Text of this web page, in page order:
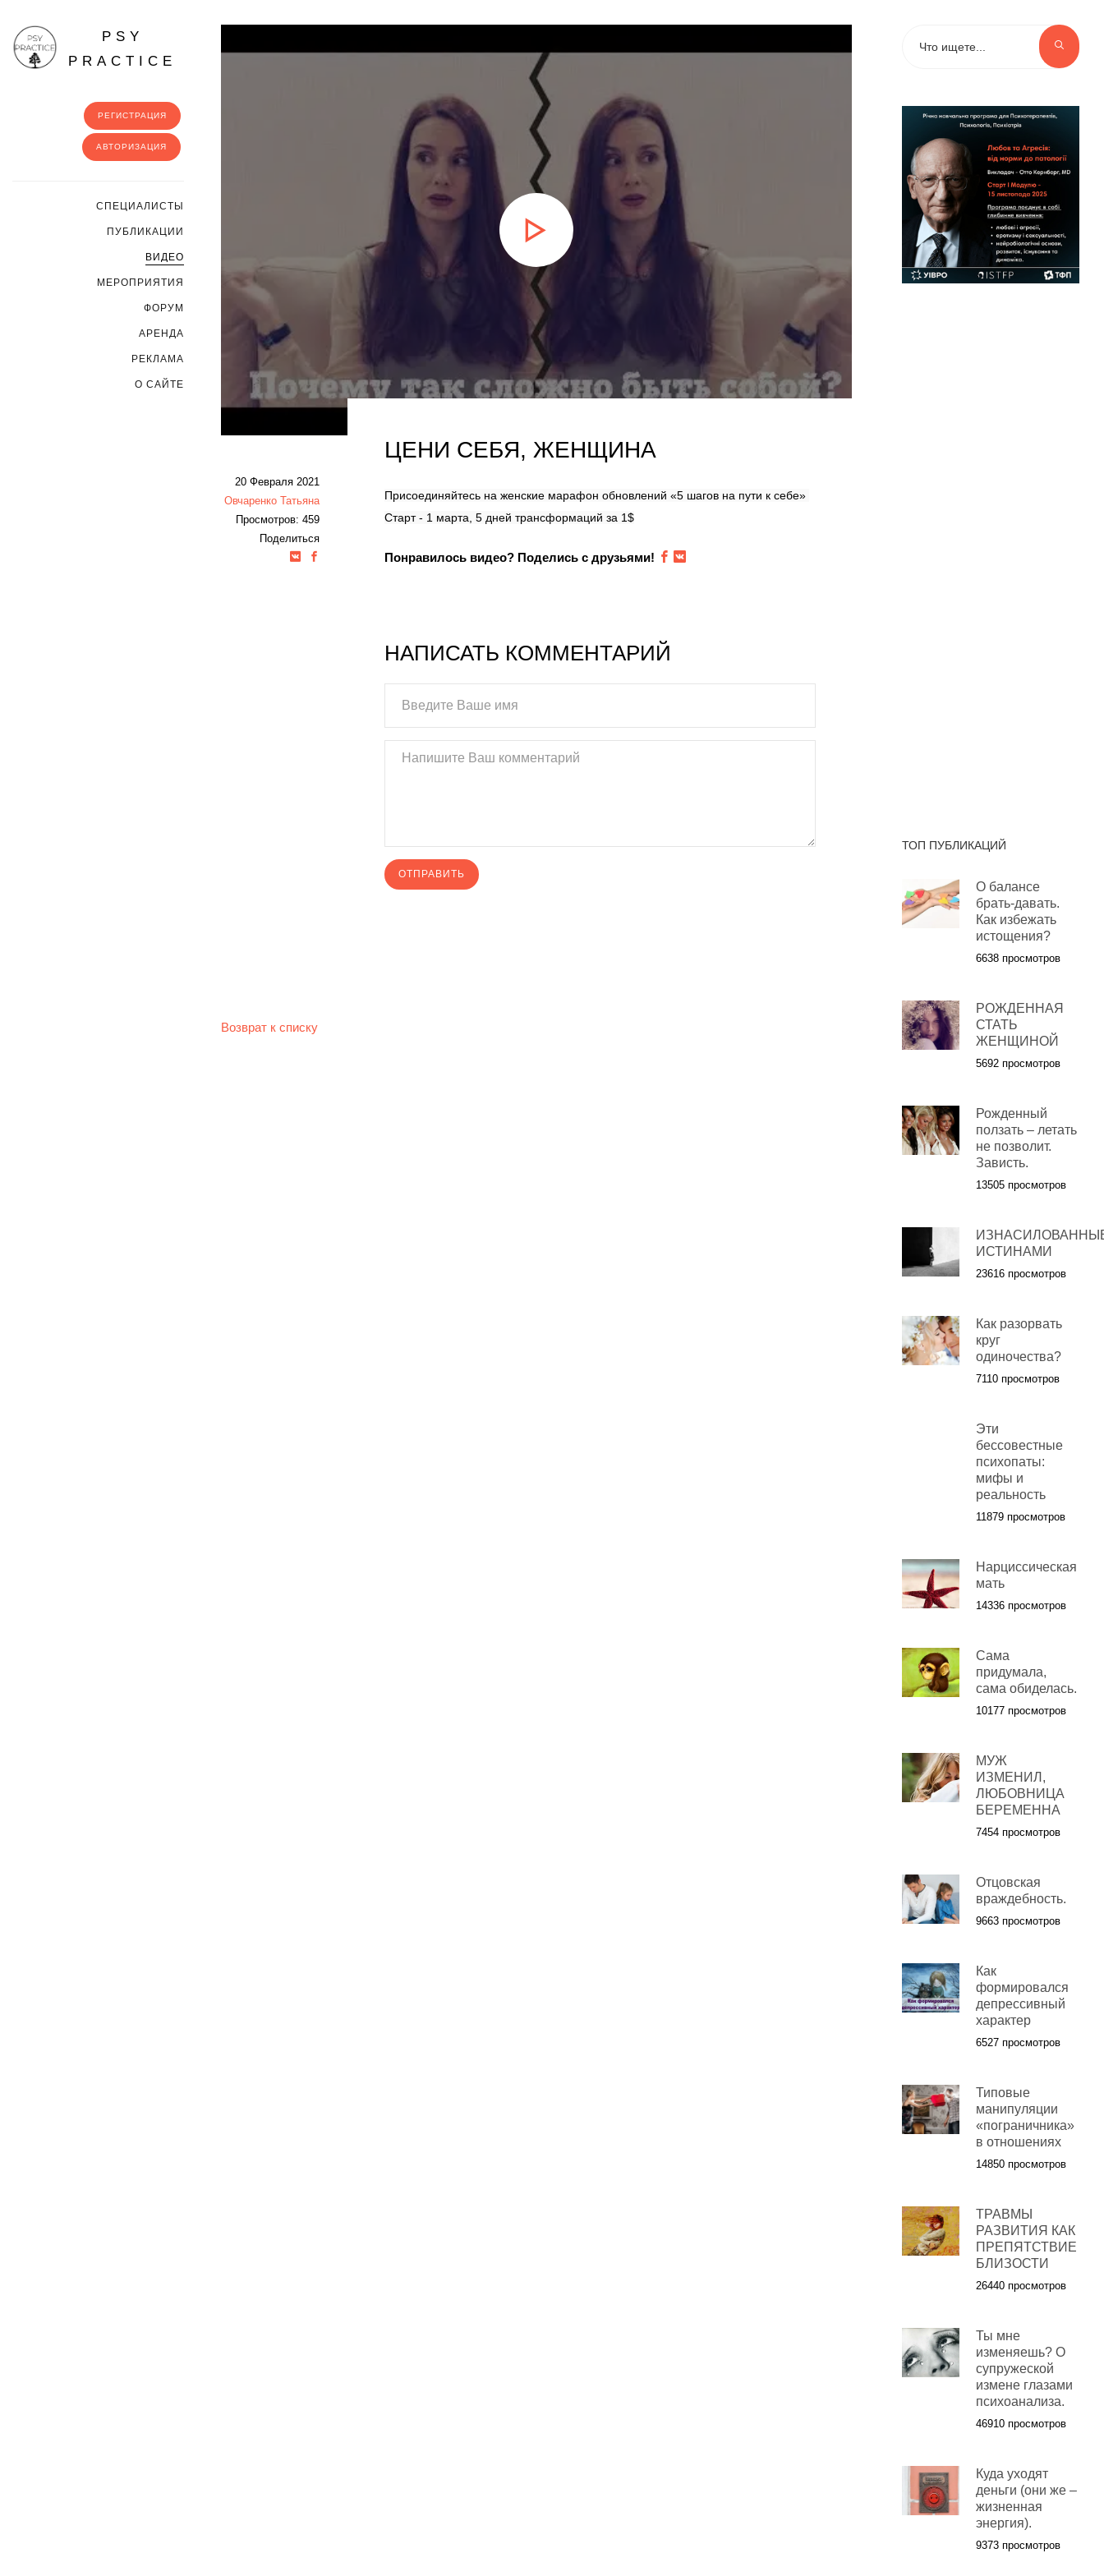
PSY
PRACTICE
РЕГИСТРАЦИЯ
АВТОРИЗАЦИЯ
CПЕЦИАЛИСТЫ
ПУБЛИКАЦИИ
ВИДЕО
МЕРОПРИЯТИЯ
ФОРУМ
АРЕНДА
РЕКЛАМА
О САЙТЕ
ЦЕНИ СЕБЯ, ЖЕНЩИНА
20 Февраля 2021
Овчаренко Татьяна
Просмотров: 459
Поделиться
Присоединяйтесь на женские марафон обновлений «5 шагов на пути к себе»
Старт - 1 марта, 5 дней трансформаций за 1$
Понравилось видео? Поделись с друзьями!
НАПИСАТЬ КОММЕНТАРИЙ
Возврат к списку
ТОП ПУБЛИКАЦИЙ
О балансе
брать-давать.
Как избежать
истощения?
6638 просмотров
РОЖДЕННАЯ
СТАТЬ
ЖЕНЩИНОЙ
5692 просмотров
Рожденный
ползать – летать
не позволит.
Зависть.
13505 просмотров
ИСТИНАМИ
23616 просмотров
Как разорвать
круг
одиночества?
7110 просмотров
Эти
бессовестные
психопаты:
мифы и
реальность
11879 просмотров
Нарциссическая
мать
14336 просмотров
Сама
придумала,
сама обиделась.
10177 просмотров
МУЖ
ИЗМЕНИЛ,
ЛЮБОВНИЦА
БЕРЕМЕННА
7454 просмотров
Отцовская
враждебность.
9663 просмотров
Как
формировался
депрессивный
характер
6527 просмотров
Типовые
манипуляции
«пограничника»
в отношениях
14850 просмотров
ТРАВМЫ
РАЗВИТИЯ КАК
ПРЕПЯТСТВИЕ
БЛИЗОСТИ
26440 просмотров
Ты мне
изменяешь? О
супружеской
измене глазами
психоанализа.
46910 просмотров
Куда уходят
деньги (они же –
жизненная
энергия).
9373 просмотров